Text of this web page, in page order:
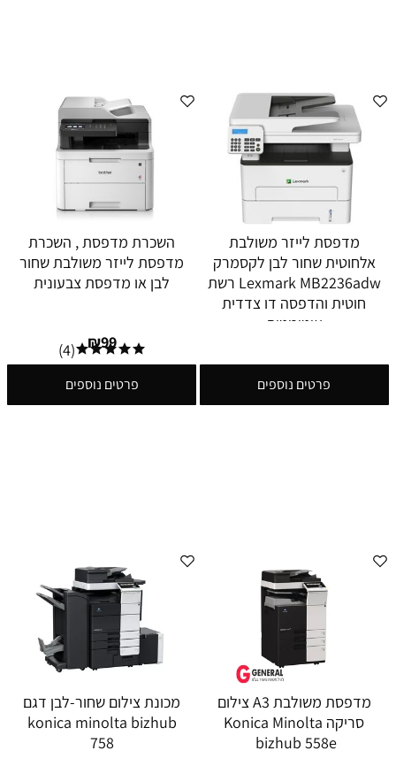
מדפסת לייזר משולבת
אלחוטית שחור לבן לקסמרק
Lexmark MB2236adw רשת
חוטית והדפסה דו צדדית
אוטומטית
פרטים נוספים
השכרת מדפסת , השכרת
מדפסת לייזר משולבת שחור
לבן או מדפסת צבעונית
₪99
(4)
פרטים נוספים
מדפסת משולבת A3 צילום
סריקה Konica Minolta
bizhub 558e
מכונת צילום שחור-לבן דגם
konica minolta bizhub
758